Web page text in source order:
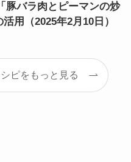
豚バラ肉とピーマンの炒
用（2025年2月10日）
ピをもっと見る